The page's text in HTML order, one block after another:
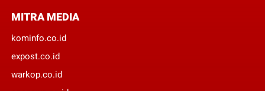
MITRA MEDIA
kominfo.co.id
expost.co.id
warkop.co.id